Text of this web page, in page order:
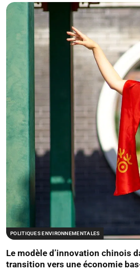
POLITIQUES ENVIRONNEMENTALES
Le modèle d’innovation chinois
transition vers une économie